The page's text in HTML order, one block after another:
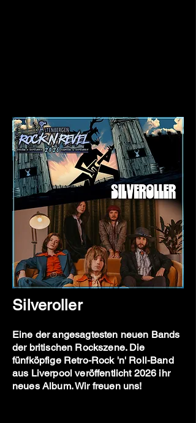
Silveroller
Eine der angesagtesten neuen Bands
der britischen Rockszene. Die
fünfköpfige Retro-Rock 'n' Roll-Band
aus Liverpool veröffentlicht 2026 ihr
neues Album. Wir freuen uns!